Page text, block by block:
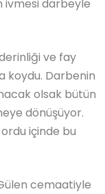
ivmesi darbeyle
ve fay
koydu. Darbenin
olsak bütün
dönüşüyor.
içinde bu
cemaatiyle